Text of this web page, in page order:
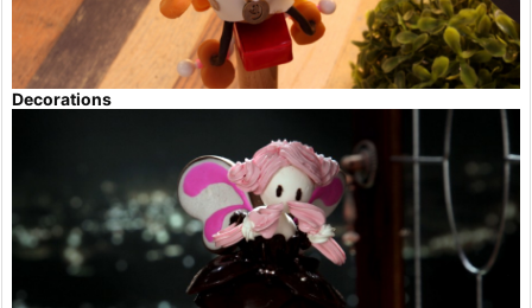
Decorations